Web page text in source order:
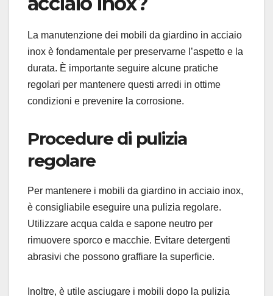
La manutenzione dei mobili da giardino in acciaio
inox è fondamentale per preservarne l’aspetto e la
durata. È importante seguire alcune pratiche
regolari per mantenere questi arredi in ottime
condizioni e prevenire la corrosione.
Procedure di pulizia
regolare
Per mantenere i mobili da giardino in acciaio inox,
è consigliabile eseguire una pulizia regolare.
Utilizzare acqua calda e sapone neutro per
rimuovere sporco e macchie. Evitare detergenti
abrasivi che possono graffiare la superficie.
Inoltre, è utile asciugare i mobili dopo la pulizia